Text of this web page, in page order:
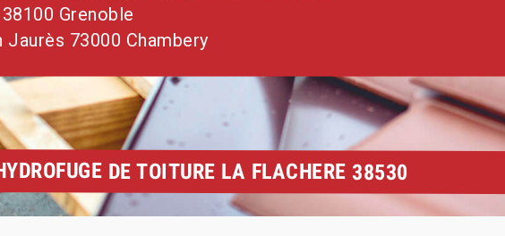
Grenoble
Jaurès 73000 Chambery
DE TOITURE LA FLACHERE 38530